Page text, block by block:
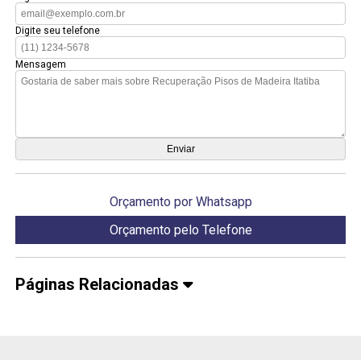
Digite seu telefone
Mensagem
Orçamento por Whatsapp
Orçamento pelo Telefone
Páginas Relacionadas